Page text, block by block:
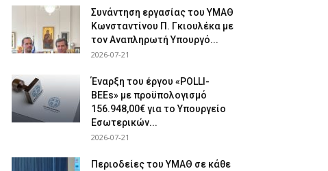
Συνάντηση εργασίας του ΥΜΑΘ
Κωνσταντίνου Π. Γκιουλέκα με
τον Αναπληρωτή Υπουργό...
2026-07-21
Έναρξη του έργου «POLLI-
BEEs» με προϋπολογισμό
156.948,00€ για το Υπουργείο
Εσωτερικών...
2026-07-21
Περιοδείες του ΥΜΑΘ σε κάθε